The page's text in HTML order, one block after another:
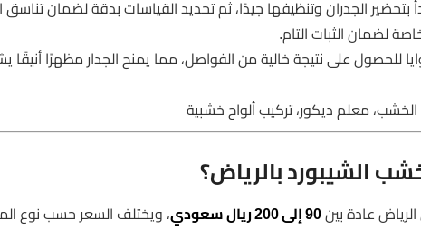
الجدران وتنظيفها جيدًا، ثم تحديد القياسات بدقة لضمان تناسق
لضمان الثبات التام.
للحصول على نتيجة خالية من الفواصل، مما يمنح الجدار مظهرًا أنيقًا
معلم ديكور، تركيب ألواح خشبية
الشيبورد بالرياض؟
الرياض عادة بين90 إلى 200 ريال سعودي
، ويختلف السعر حسب نوع